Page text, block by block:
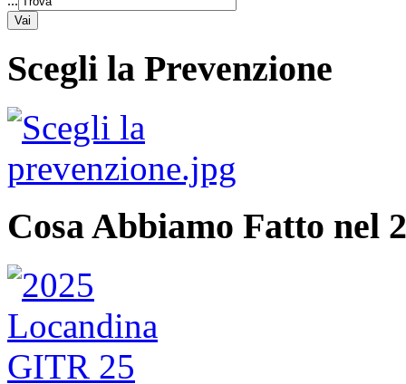
Scegli la Prevenzione
Cosa Abbiamo Fatto nel